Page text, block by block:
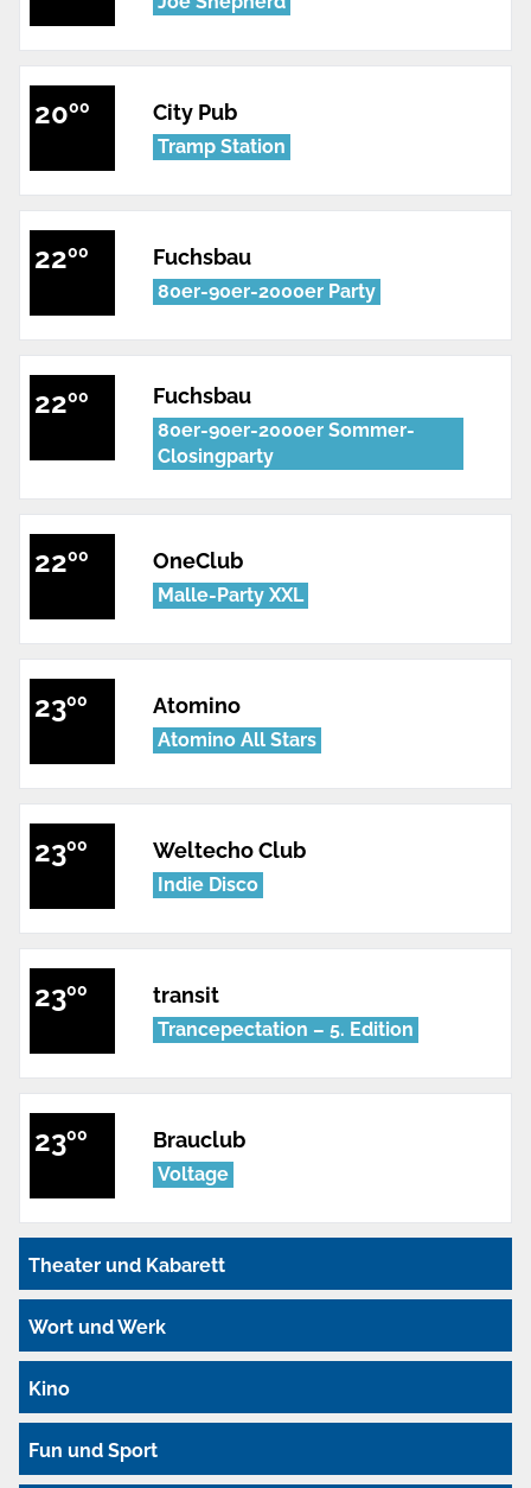
2000 City Pub
Tramp Station
2200 Fuchsbau
80er-90er-2000er Party
2200 Fuchsbau
80er-90er-2000er Sommer-
Closingparty
2200 OneClub
Malle-Party XXL
2300 Atomino
Atomino All Stars
2300 Weltecho Club
Indie Disco
2300 transit
Trancepectation – 5. Edition
2300 Brauclub
Voltage
Theater und Kabarett
Wort und Werk
Kino
Fun und Sport